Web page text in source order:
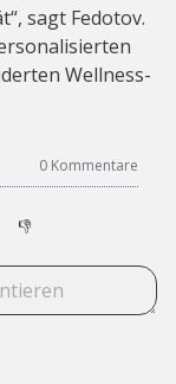
sagt Fedotov.
Wellness-
0 Kommentare
👎